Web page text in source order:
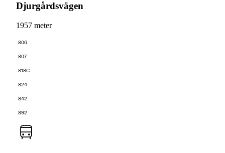
Djurgårdsvägen
1957 meter
806
807
818C
824
842
892